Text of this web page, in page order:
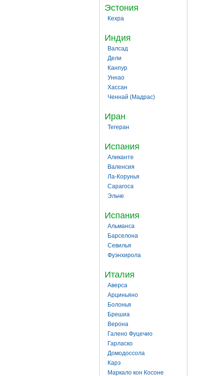
Эстония
Кехра
Индия
Валсад
Дели
Канпур
Уннао
Хассан
Ченнай (Мадрас)
Иран
Тегеран
Испания
Аликанте
Валенсия
Ла-Корунья
Сарагоса
Эльче
Испания
Альманса
Барселона
Севилья
Фуэнхирола
Италия
Аверса
Арциньяно
Болонья
Брешиа
Верона
Галено Фуцечио
Гарласко
Домодоссола
Карэ
Маркало кон Косоне